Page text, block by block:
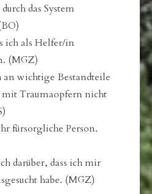
das System
ich als Helfer/in
(MGZ)
wichtige Bestandteile
Traumaopfern nicht
fürsorgliche Person.
darüber, dass ich mir
habe. (MGZ)